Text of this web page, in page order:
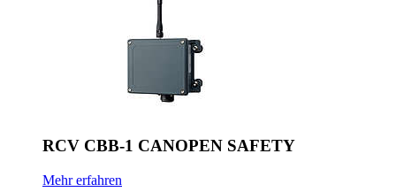
RCV CBB-1 CANOPEN SAFETY
Mehr erfahren